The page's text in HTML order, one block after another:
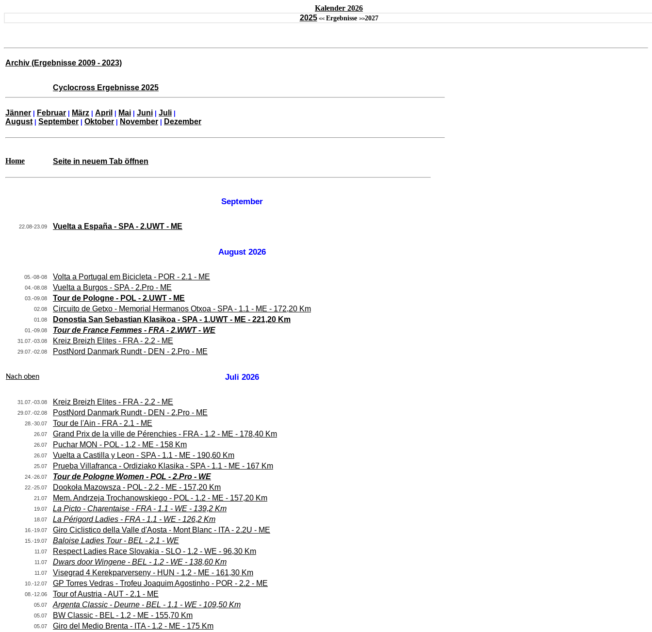
Kalender 2026
2025<< Ergebnisse >>2027
Archiv (Ergebnisse 2009 - 2023)
Cyclocross Ergebnisse 2025
Jänner Februar März April Mai Juni Juli
August September Oktober November Dezember
Home Seite in neuem Tab öffnen
September
22.08-23.09 Vuelta a España - SPA - 2.UWT - ME
August 2026
05.-08-08 Volta a Portugal em Bicicleta - POR - 2.1 - ME
04.-08.08 Vuelta a Burgos - SPA - 2.Pro - ME
03.-09.08 Tour de Pologne - POL - 2.UWT - ME
02.08 Circuito de Getxo - Memorial Hermanos Otxoa - SPA - 1.1 - ME - 172,20 Km
01.08 Donostia San Sebastian Klasikoa - SPA - 1.UWT - ME - 221,20 Km
01.-09.08 Tour de France Femmes - FRA - 2.WWT - WE
31.07.-03.08 Kreiz Breizh Elites - FRA - 2.2 - ME
29.07.-02.08 PostNord Danmark Rundt - DEN - 2.Pro - ME
Nach oben Juli 2026
31.07.-03.08 Kreiz Breizh Elites - FRA - 2.2 - ME
29.07.-02.08 PostNord Danmark Rundt - DEN - 2.Pro - ME
28.-30.07 Tour de l'Ain - FRA - 2.1 - ME
26.07 Grand Prix de la ville de Pérenchies - FRA - 1.2 - ME - 178,40 Km
26.07 Puchar MON - POL - 1.2 - ME - 158 Km
26.07 Vuelta a Castilla y Leon - SPA - 1.1 - ME - 190,60 Km
25.07 Prueba Villafranca - Ordiziako Klasika - SPA - 1.1 - ME - 167 Km
24.-26.07 Tour de Pologne Women - POL - 2.Pro - WE
22.-25.07 Dookoła Mazowsza - POL - 2.2 - ME - 157,20 Km
21.07 Mem. Andrzeja Trochanowskiego - POL - 1.2 - ME - 157,20 Km
19.07 La Picto - Charentaise - FRA - 1.1 - WE - 139,2 Km
18.07 La Périgord Ladies - FRA - 1.1 - WE - 126,2 Km
16.-19.07 Giro Ciclistico della Valle d'Aosta - Mont Blanc - ITA - 2.2U - ME
15.-19.07 Baloise Ladies Tour - BEL - 2.1 - WE
11.07 Respect Ladies Race Slovakia - SLO - 1.2 - WE - 96,30 Km
11.07 Dwars door Wingene - BEL - 1.2 - WE - 138,60 Km
11.07 Visegrad 4 Kerekparverseny - HUN - 1.2 - ME - 161,30 Km
10.-12.07 GP Torres Vedras - Trofeu Joaquim Agostinho - POR - 2.2 - ME
08.-12.06 Tour of Austria - AUT - 2.1 - ME
05.07 Argenta Classic - Deurne - BEL - 1.1 - WE - 109,50 Km
05.07 BW Classic - BEL - 1.2 - ME - 155,70 Km
05.07 Giro del Medio Brenta - ITA - 1.2 - ME - 175 Km